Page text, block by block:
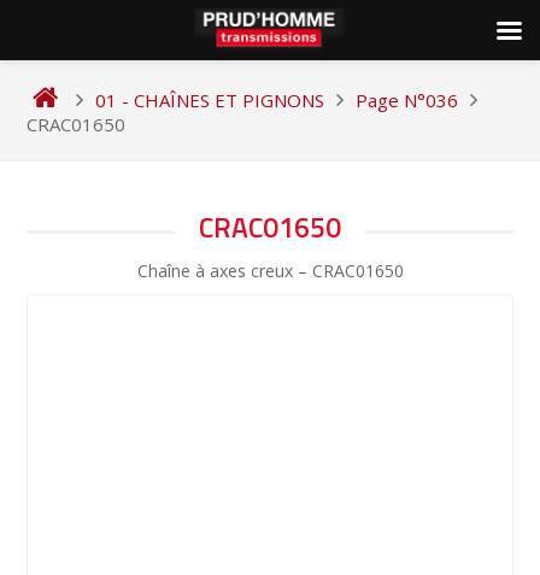
content
01 - CHAÎNES ET PIGNONS
Page N°036
CRAC01650
CRAC01650
Chaîne à axes creux – CRAC01650